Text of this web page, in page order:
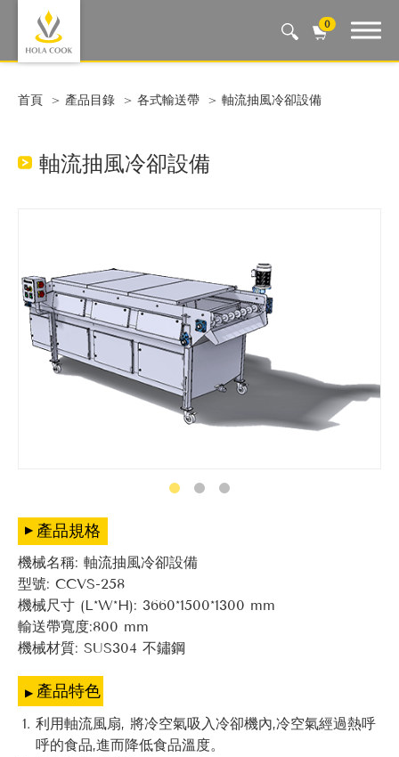
0
Auto Machine, Smart Life
首頁 產品目錄 各式輸送帶 軸流抽風冷卻設備
軸流抽風冷卻設備
產品規格
機械名稱: 軸流抽風冷卻設備
型號: CCVS-258
機械尺寸 (L*W*H): 3660*1500*1300 mm
輸送帶寬度:800 mm
機械材質: SUS304 不鏽鋼
產品特色
利用軸流風扇, 將冷空氣吸入冷卻機內,冷空氣經過熱呼
呼的食品,進而降低食品溫度。